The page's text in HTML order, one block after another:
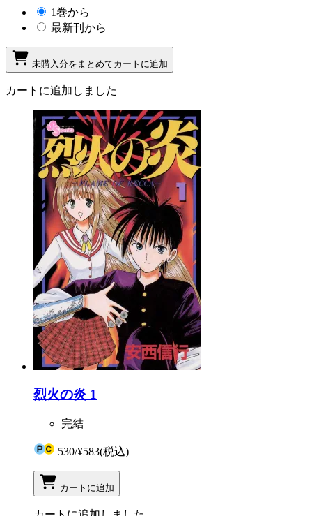
1巻から
最新刊から
未購入分をまとめてカートに追加
カートに追加しました
烈火の炎 1
完結
530/¥583(税込)
カートに追加